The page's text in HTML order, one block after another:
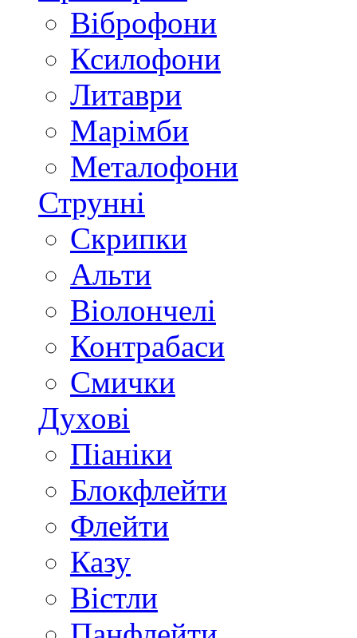
Віброфони
Ксилофони
Литаври
Марімби
Металофони
Струнні
Скрипки
Альти
Віолончелі
Контрабаси
Смички
Духові
Піаніки
Блокфлейти
Флейти
Казу
Вістли